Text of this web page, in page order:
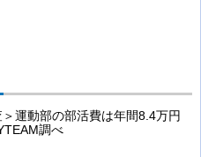
運動部の部活費は年間8.4万円
調べ